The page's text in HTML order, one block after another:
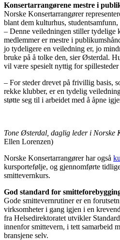
Konsertarrangørene mestre i
Norske Konsertarrangører
blant dem kulturhus,
– Denne veiledningen stiller tydelige
medlemmer er mestre i
jo tydeligere en veiledning er, jo
bruke på å tolke den, sier Østerdal.
vil være spesielt nyttig for spillesteder
– For steder drevet på frivillig basis,
rekke klubber, er en tydelig
støtte seg til i arbeidet med å åpne
Tone Østerdal, daglig leder i Norske
Ellen Lorenzen)
Norske Konsertarrangører har også
kursportefølje, og gjennomførte
smittevernkurs.
God standard for
Gode smittevernrutiner er en
virksomheter i gang igjen i en
fra Helsedirektoratet utvikler
innenfor smittevern, i tett samarbeid
bransjene selv.